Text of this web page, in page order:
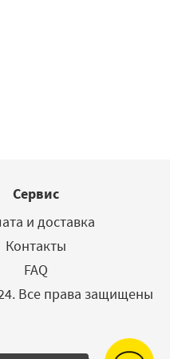
Сервис
и доставка
Контакты
FAQ
Все права защищены